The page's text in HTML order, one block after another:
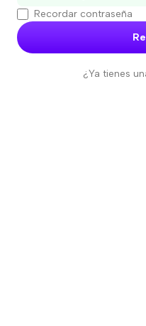
Recordar contraseña
¿Ya tienes